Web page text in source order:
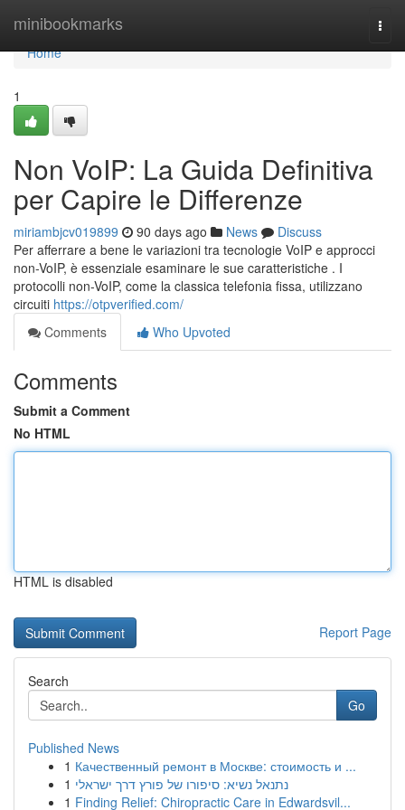
minibookmarks
Home
Home
1
Non VoIP: La Guida Definitiva
per Capire le Differenze
miriambjcv019899 90 days ago News
Discuss
Per afferrare a bene le variazioni tra tecnologie VoIP e approcci
non-VoIP, è essenziale esaminare le sue caratteristiche . I
protocolli non-VoIP, come la classica telefonia fissa, utilizzano
circuiti https://otpverified.com/
Comments
Who Upvoted
Comments
Submit a Comment
No HTML
HTML is disabled
Report Page
Search
Go
Published News
1 Качественный ремонт в Москве: стоимость и ...
1 נתנאל נשיא: סיפורו של פורץ דרך ישראלי
1 Finding Relief: Chiropractic Care in Edwardsvil...